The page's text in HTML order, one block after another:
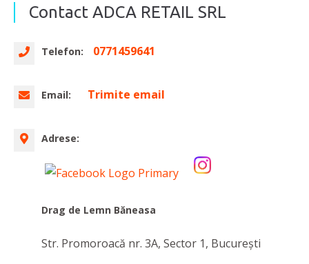
Contact ADCA RETAIL SRL
Telefon: 0771459641
Email: Trimite email
Adrese:
Drag de Lemn Băneasa
Str. Promoroacă nr. 3A, Sector 1, Bucureşti